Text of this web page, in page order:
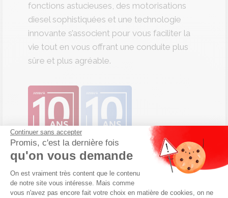
fonctions astucieuses, des motorisations
diesel sophistiquées et une technologie
innovante s’associent pour vous faciliter la
vie tout en vous offrant une conduite plus
sûre et plus agréable.
Continuer sans accepter
Promis, c'est la dernière fois
qu'on vous demande
Plateforme de Gestion du
On est vraiment très content que le contenu
de notre site vous intéresse. Mais comme
vous n'avez pas encore fait votre choix en matière de cookies, on ne